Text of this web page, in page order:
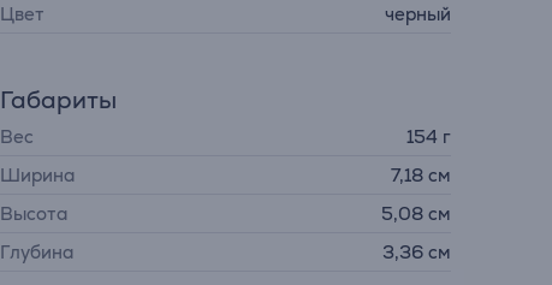
Цвет
черный
Габариты
Вес
154 г
Ширина
7,18 см
Высота
5,08 см
Глубина
3,36 см